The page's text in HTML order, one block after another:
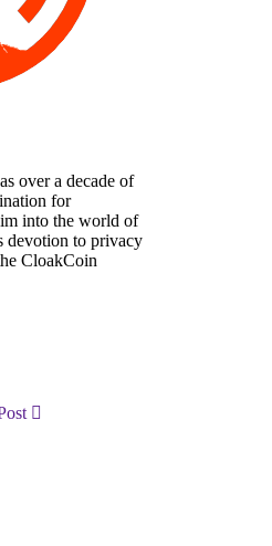
over a decade of
for
into the world of
devotion to privacy
CloakCoin